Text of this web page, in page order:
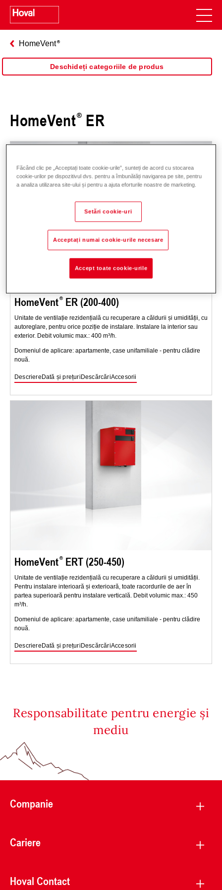
HomeVent
Deschideți categoriile de produs
HomeVent ER
HomeVent ER (200-400)
Unitate de ventilație rezidențială cu recuperare a căldurii și umidității, cu
autoreglare, pentru orice poziție de instalare. Instalare la interior sau
exterior. Debit volumic max.: 400 m³/h.
Domeniul de aplicare: apartamente, case unifamiliale - pentru clădire
nouă.
Descriere Dată și prețuri DescărcăriAccesorii
HomeVent ERT (250-450)
Unitate de ventilație rezidențială cu recuperare a căldurii și umidității.
Pentru instalare interioară și exterioară, toate racordurile de aer în
partea superioară pentru instalare verticală. Debit volumic max.: 450
m³/h.
Domeniul de aplicare: apartamente, case unifamiliale - pentru clădire
nouă.
DescriereDată și prețuriDescărcăriAccesorii
Responsabilitate pentru energie și
mediu
Companie
Cariere
Hoval Contact
Făcând clic pe „Acceptați toate cookie-urile”, sunteți de acord cu stocarea
cookie-urilor pe dispozitivul dvs. pentru a îmbunătăți navigarea pe site, pentru
a analiza utilizarea site-ului și pentru a ajuta eforturile noastre de marketing.
Setări cookie-uri
Acceptați numai cookie-urile necesare
Accept toate cookie-urile